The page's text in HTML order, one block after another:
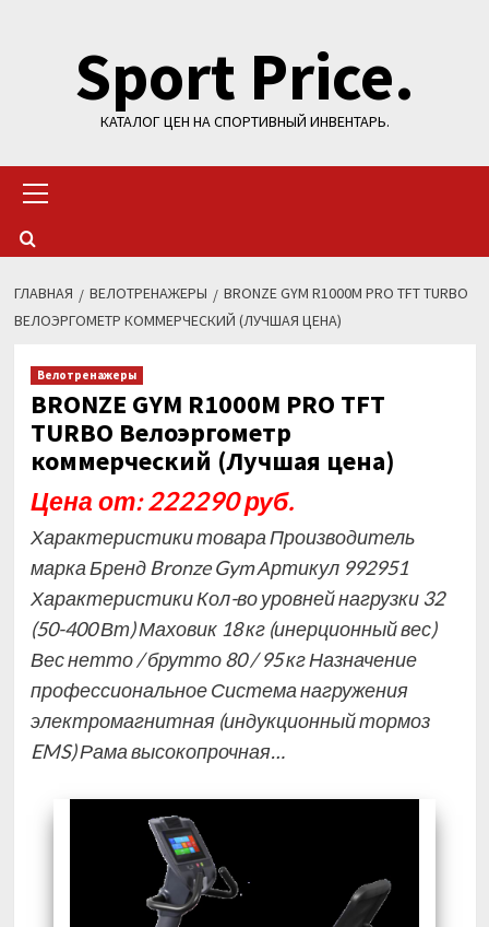
содержимомуSport Price.
КАТАЛОГ ЦЕН НА СПОРТИВНЫЙ ИНВЕНТАРЬ.
меню
ГЛАВНАЯ ВЕЛОТРЕНАЖЕРЫ
BRONZE GYM R1000M PRO TFT TURBO
ВЕЛОЭРГОМЕТР КОММЕРЧЕСКИЙ (ЛУЧШАЯ ЦЕНА)
Велотренажеры
BRONZE GYM R1000M PRO TFT
TURBO Велоэргометр
коммерческий (Лучшая цена)
Цена от: 222290 руб.
Характеристики товара Производитель
марка Бренд Bronze Gym Артикул 992951
Характеристики Кол-во уровней нагрузки 32
(50-400 Вт) Маховик 18 кг (инерционный вес)
Вес нетто / брутто 80 / 95 кг Назначение
профессиональное Система нагружения
электромагнитная (индукционный тормоз
EMS) Рама высокопрочная…